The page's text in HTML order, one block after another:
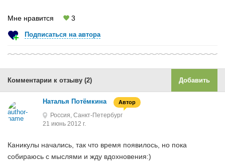
Мне нравится 3
Подписаться на автора
Комментарии к отзыву (2) Добавить
Наталья Потёмкина Автор
Россия, Санкт-Петербург
21 июнь 2012 г.
Каникулы начались, так что время появилось, но пока
собираюсь с мыслями и жду вдохновения:)